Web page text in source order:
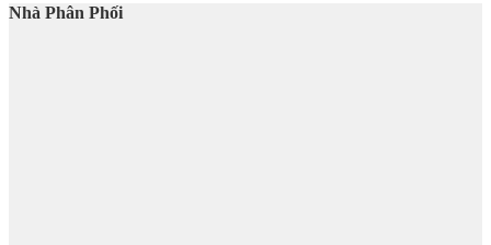
Nhà Phân Phối